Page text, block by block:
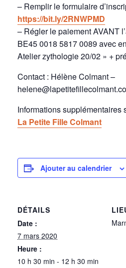
– Remplir le formulaire
https://bit.ly/2RNWPMD
– Régler le paiement AVANT
BE45 0018 5817 0089 avec
Atelier zythologie 20/02 » +
Contact : Hélène Colmant –
Informations supplémentaires
La Petite Fille Colmant
Ajouter au calendrier
DÉTAILS
Date :
7 mars 2020
Heure :
10 h 30 min - 12 h 30 min